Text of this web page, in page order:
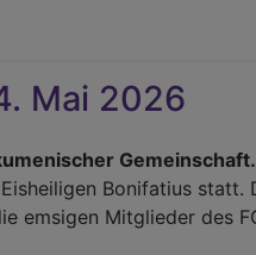
Mai 2026
Gemeinschaft.
Bonifatius statt.
emsigen Mitglieder des